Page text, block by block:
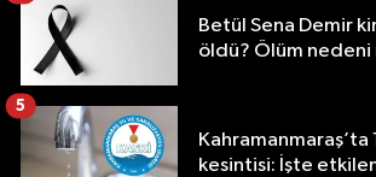
Betül Sena Demir
öldü? Ölüm nedeni
Kahramanmaraş’ta
kesintisi: İşte
5